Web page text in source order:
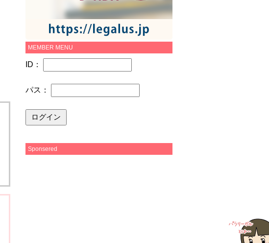
MEMBER MENU
ID：
パス：
Sponsered